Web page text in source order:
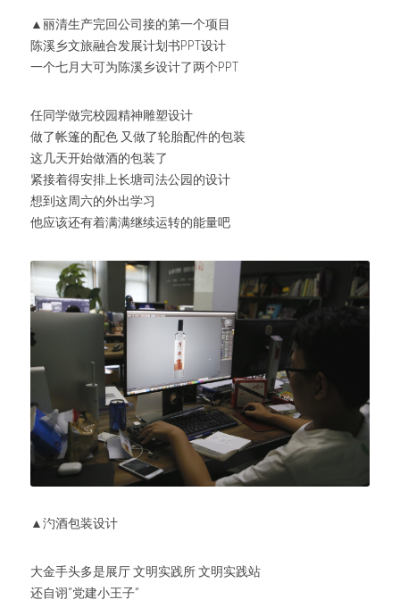
▲丽清生产完回公司接的第一个项目
陈溪乡文旅融合发展计划书PPT设计
一个七月大可为陈溪乡设计了两个PPT
任同学做完校园精神雕塑设计
做了帐篷的配色 又做了轮胎配件的包装
这几天开始做酒的包装了
紧接着得安排上长塘司法公园的设计
想到这周六的外出学习
他应该还有着满满继续运转的能量吧
▲汋酒包装设计
大金手头多是展厅 文明实践所 文明实践站
还自诩“党建小王子”